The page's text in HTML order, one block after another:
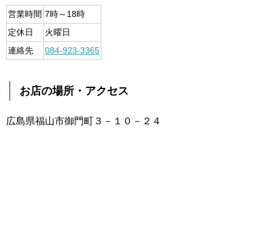
営業時間 7時～18時
定休日
火曜日
連絡先
084-923-3365
お店の場所・アクセス
広島県福山市御門町３－１０－２４